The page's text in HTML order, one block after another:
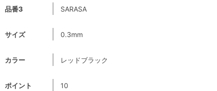
品番3 SARASA
サイズ 0.3mm
カラー レッドブラック
ポイント 10